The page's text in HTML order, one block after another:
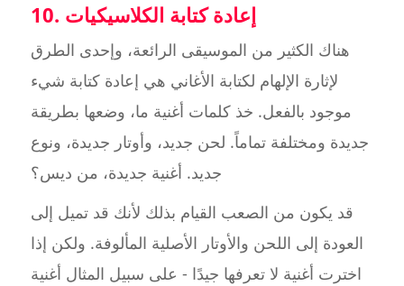
10. إعادة كتابة الكلاسيكيات
هناك الكثير من الموسيقى الرائعة، وإحدى الطرق
لإثارة الإلهام لكتابة الأغاني هي إعادة كتابة شيء
موجود بالفعل. خذ كلمات أغنية ما، وضعها بطريقة
جديدة ومختلفة تماماً. لحن جديد، وأوتار جديدة، ونوع
جديد. أغنية جديدة، من ديس؟
قد يكون من الصعب القيام بذلك لأنك قد تميل إلى
العودة إلى اللحن والأوتار الأصلية المألوفة. ولكن إذا
اخترت أغنية لا تعرفها جيدًا - على سبيل المثال أغنية